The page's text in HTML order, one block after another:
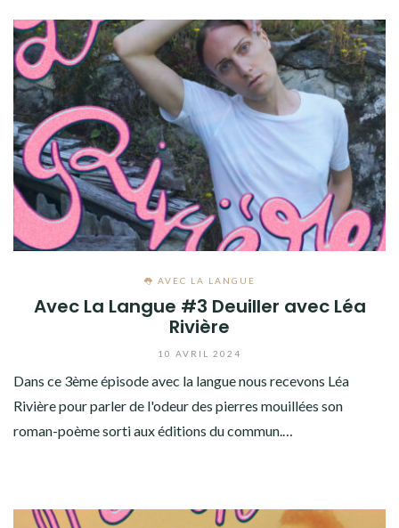
👅 AVEC LA LANGUE
Avec La Langue #3 Deuiller avec Léa
Rivière
10 AVRIL 2024
Dans ce 3ème épisode avec la langue nous recevons Léa
Rivière pour parler de l'odeur des pierres mouillées son
roman-poème sorti aux éditions du commun.…